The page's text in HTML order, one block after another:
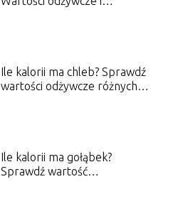
Ile kalorii ma chleb? Sprawdź
wartości odżywcze różnych
Ile kalorii ma gołąbek?
Sprawdź wartość